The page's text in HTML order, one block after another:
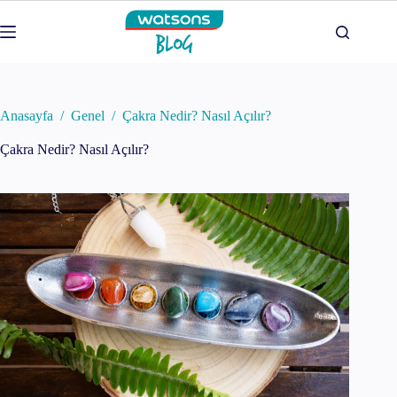
to
content
Anasayfa / Genel / Çakra Nedir? Nasıl Açılır?
Çakra Nedir? Nasıl Açılır?